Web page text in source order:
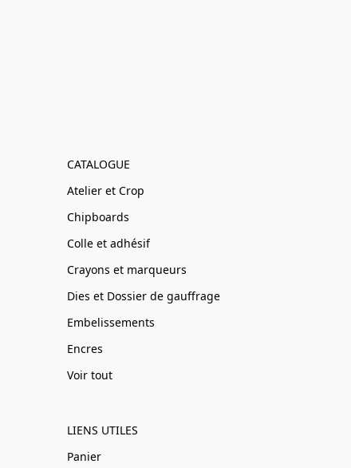
CATALOGUE
Atelier et Crop
Chipboards
Colle et adhésif
Crayons et marqueurs
Dies et Dossier de gauffrage
Embelissements
Encres
Voir tout
LIENS UTILES
Panier